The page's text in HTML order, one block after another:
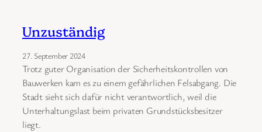
Unzuständig
27. September 2024
Trotz guter Organisation der Sicherheitskontrollen von
Bauwerken kam es zu einem gefährlichen Felsabgang. Die
Stadt sieht sich dafür nicht verantwortlich, weil die
Unterhaltungslast beim privaten Grundstücksbesitzer
liegt.